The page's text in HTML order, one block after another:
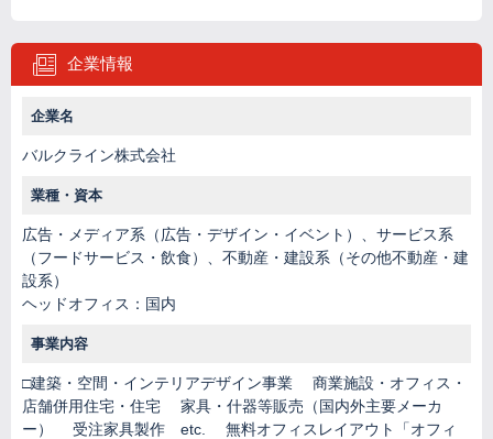
企業情報
企業名
バルクライン株式会社
業種・資本
広告・メディア系（広告・デザイン・イベント）、サービス系
（フードサービス・飲食）、不動産・建設系（その他不動産・建
設系）
ヘッドオフィス：国内
事業内容
□建築・空間・インテリアデザイン事業 商業施設・オフィス・
店舗併用住宅・住宅 家具・什器等販売（国内外主要メーカ
ー） 受注家具製作 etc. 無料オフィスレイアウト「オフィ